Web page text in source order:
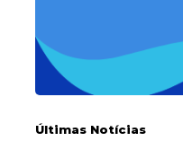
Últimas Notícias